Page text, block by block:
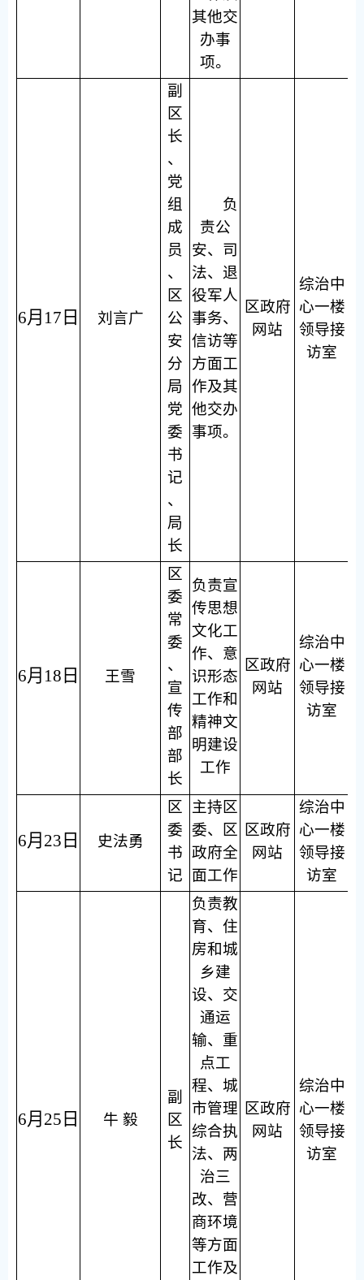
其他交
办事
项。
6月17日 刘言广
副
区
长
、
党
组
成
员
、
区
公
安
分
局
党
委
书
记
、
局
长
负
责公
安、司
法、退
役军人
事务、
信访等
方面工
作及其
他交办
事项。
区政府
网站
综治中
心一楼
领导接
访室
6月18日 王雪
区
委
常
委
、
宣
传
部
部
长
负责宣
传思想
文化工
作、意
识形态
工作和
精神文
明建设
工作
区政府
网站
综治中
心一楼
领导接
访室
6月23日 史法勇
区
委
书
记
主持区
委、区
政府全
面工作
区政府
网站
综治中
心一楼
领导接
访室
6月25日 牛 毅
副
区
长
负责教
育、住
房和城
乡建
设、交
通运
输、重
点工
程、城
市管理
综合执
法、两
治三
改、营
商环境
等方面
工作及
区政府
网站
综治中
心一楼
领导接
访室